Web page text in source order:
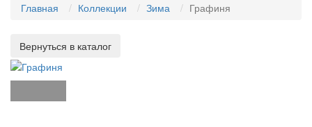
Главная Коллекции Зима Графиня